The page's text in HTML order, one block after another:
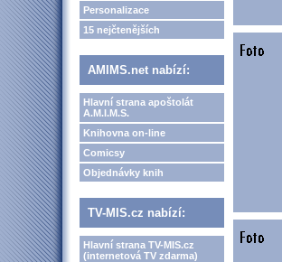
Personalizace
15 nejčtenějších
AMIMS.net nabízí:
Hlavní strana apoštolát
A.M.I.M.S.
Knihovna on-line
Comicsy
Objednávky knih
TV-MIS.cz nabízí:
Hlavní strana TV-MIS.cz
(internetová TV zdarma)